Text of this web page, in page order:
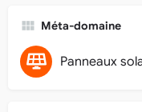
Méta-domaine
Panneaux